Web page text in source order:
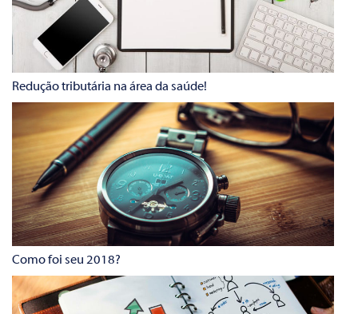
Redução tributária na área da saúde!
Como foi seu 2018?